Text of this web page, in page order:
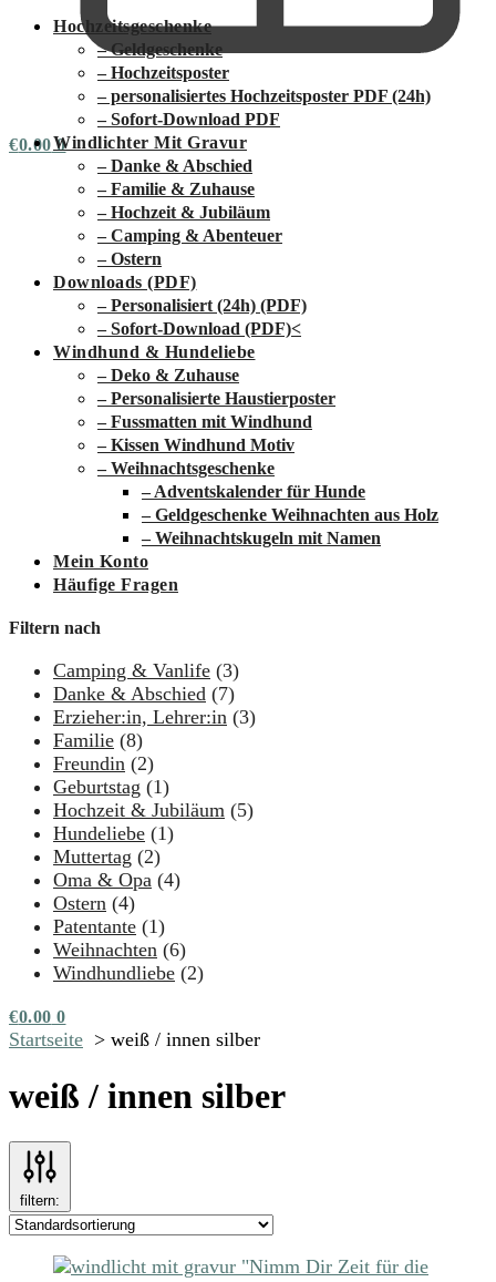
€0.00 0
Hochzeitsgeschenke
– Geldgeschenke
– Hochzeitsposter
– personalisiertes Hochzeitsposter PDF (24h)
– Sofort-Download PDF
Windlichter Mit Gravur
– Danke & Abschied
– Familie & Zuhause
– Hochzeit & Jubiläum
– Camping & Abenteuer
– Ostern
Downloads (PDF)
– Personalisiert (24h) (PDF)
– Sofort-Download (PDF)<
Windhund & Hundeliebe
– Deko & Zuhause
– Personalisierte Haustierposter
– Fussmatten mit Windhund
– Kissen Windhund Motiv
– Weihnachtsgeschenke
– Adventskalender für Hunde
– Geldgeschenke Weihnachten aus Holz
– Weihnachtskugeln mit Namen
Mein Konto
Häufige Fragen
Filtern nach
Camping & Vanlife (3)
Danke & Abschied (7)
Erzieher:in, Lehrer:in (3)
Familie (8)
Freundin (2)
Geburtstag (1)
Hochzeit & Jubiläum (5)
Hundeliebe (1)
Muttertag (2)
Oma & Opa (4)
Ostern (4)
Patentante (1)
Weihnachten (6)
Windhundliebe (2)
€0.00 0
Startseite weiß / innen silber
weiß / innen silber
filtern: